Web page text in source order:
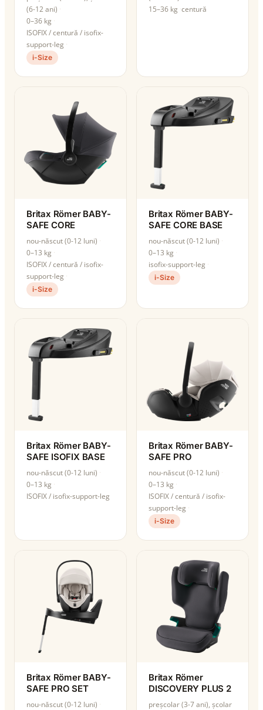
(6-12 ani)
0–36 kg
ISOFIX / centură / isofix-
support-leg
i-Size
15–36 kg centură
Britax Römer BABY-
SAFE CORE
nou-născut (0-12 luni)
0–13 kg
ISOFIX / centură / isofix-
support-leg
i-Size
Britax Römer BABY-
SAFE CORE BASE
nou-născut (0-12 luni)
0–13 kg
isofix-support-leg
i-Size
Britax Römer BABY-
SAFE ISOFIX BASE
nou-născut (0-12 luni)
0–13 kg
ISOFIX / isofix-support-leg
Britax Römer BABY-
SAFE PRO
nou-născut (0-12 luni)
0–13 kg
ISOFIX / centură / isofix-
support-leg
i-Size
Britax Römer BABY-
SAFE PRO SET
nou-născut (0-12 luni)
Britax Römer
DISCOVERY PLUS 2
preșcolar (3-7 ani), școlar